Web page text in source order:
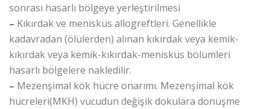
sonrası hasarlı bölgeye yerleştirilmesi
– Kıkırdak ve menisküs allogreftleri. Genellikle
kadavradan (ölülerden) alınan kıkırdak veya kemik-
kıkırdak veya kemik-kıkırdak-menisküs bölümleri
hasarlı bölgelere nakledilir.
– Mezenşimal kök hücre onarımı. Mezenşimal kök
hücreleri(MKH) vücudun değişik dokulara dönüşme